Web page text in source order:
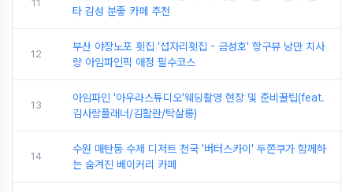
11
타 감성 분좋 카페 추천
12
부산 야장노포 횟집 '섭자리횟집 - 금성호' 항구뷰 낭만 치사
량 아임파인픽 애정 필수코스
13
아임파인 '아우라스튜디오'웨딩촬영 현장 및 준비꿀팁(feat.
김사랑플래너/김활란/탁살롱)
14
수원 매탄동 수제 디저트 천국 '버터스카이' 두쫀쿠가 함께하
는 숨겨진 베이커리 카페